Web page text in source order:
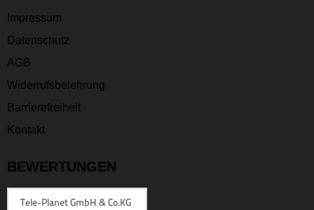
Impressum
Datenschutz
AGB
Widerrufsbelehrung
Barrierefreiheit
Kontakt
BEWERTUNGEN